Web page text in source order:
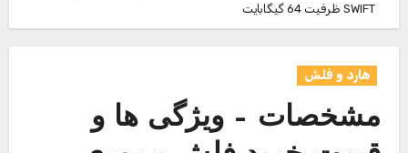
SWIFT ظرفیت 64 گیگابایت
هارد و فلش
مشخصات – ویژگی ها و